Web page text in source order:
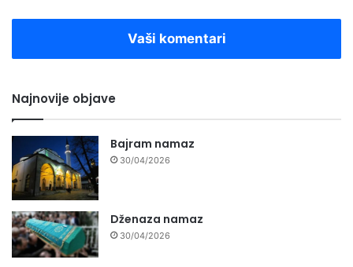
Vaši komentari
Najnovije objave
Bajram namaz
30/04/2026
Dženaza namaz
30/04/2026